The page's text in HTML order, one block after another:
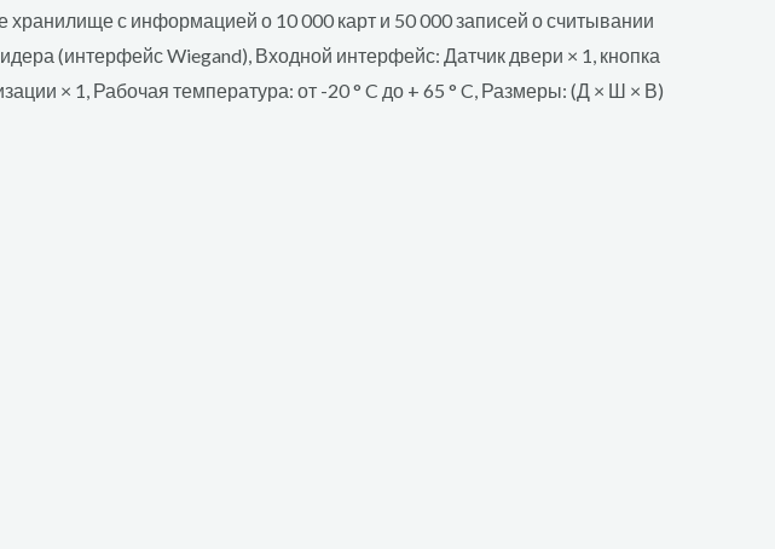
с информацией о 10 000 карт и 50 000 записей о считывании
(интерфейс Wiegand), Входной интерфейс: Датчик двери × 1, кнопка
× 1, Рабочая температура: от -20 ° C до + 65 ° C, Размеры: (Д × Ш × В)